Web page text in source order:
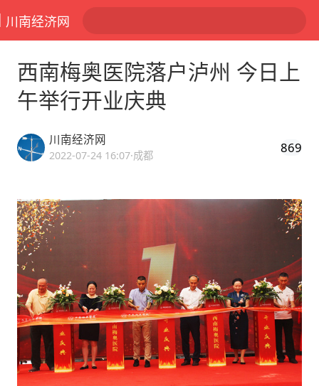
川南经济网
西南梅奥医院落户泸州 今日上
午举行开业庆典
川南经济网
2022-07-24 16:07·成都 869